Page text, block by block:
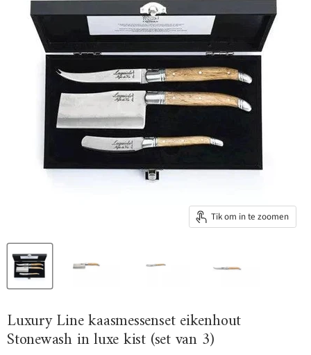
Tik om in te zoomen
Luxury Line kaasmessenset eikenhout
Stonewash in luxe kist (set van 3)